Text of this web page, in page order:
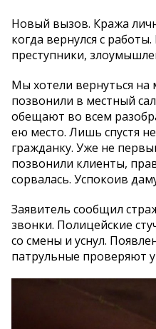
Новый вызов. Кража
когда вернулся с
преступники,
Мы хотели вернуться
позвонили в местный
обещают во всем
ею место. Лишь спустя
гражданку. Уже не
позвонили клиенты,
сорвалась. Успокоив
Заявитель сообщил
звонки. Полицейские
со смены и уснул.
патрульные проверяют